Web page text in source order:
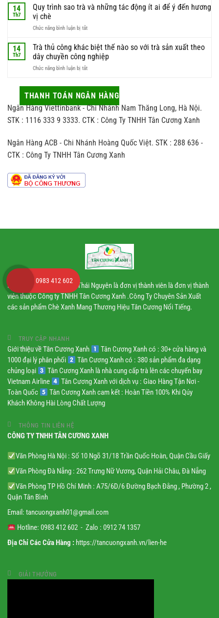
được
trà
đón
để
búp
chất
lượng
nghiệm
làm
biếu
sao
cho
vừa
vừa
hợp
người
nhận
14
Th7
Quy trình sao trà và những tác động ít ai để ý đến hương
vị chè
Chức năng bình luận bị tắtở
trình
trà
và
tác
động
ai
để
hương
vị
14
Th7
Trà thủ công khác biệt thế nào so với trà sản xuất theo
dây chuyền công nghiệp
Chức năng bình luận bị tắtở
công
biệt
thế
với
trà
sản
THANH TOÁN NGÂN HÀNG
Ngân Hàng Viettinbank - Chi Nhánh Nam Thăng Long, Hà Nội.
STK : 1116 333 9 3333. CTK : Công Ty TNHH Tân Cương Xanh
Ngân Hàng ACB - Chi Nhánh Hoàng Quốc Việt. STK : 288 636 -
CTK : Công Ty TNHH Tân Cương Xanh
Nhà máy chè Tân Cương Thái Nguyên là đơn vị thành viên là đơn vị thành
viên thuộc Công ty TNHH Tân Cương Xanh .Công Ty Chuyên Sản Xuất
các sản phẩm Chè Xanh Mang Thương Hiệu Tân Cương Nổi Tiếng.
TRUY CẬP NHANH
Giới thiệu về Tân Cương Xanh
Tân Cương Xanh có : 30+ cửa hàng và
1000 đại lý phân phối
Tân Cương Xanh có : 380 sản phẩm đa dạng
chủng loại
Tân Cương Xanh là nhà cung cấp trà lên các chuyến bay
Vietnam Airline
Tân Cương Xanh với dịch vụ : Giao Hàng Tận Nơi -
Toàn Quốc
Tân Cương Xanh cam kết : Hoàn Tiền 100% Khi Qúy
Khách Không Hài Lòng Chất Lượng
THÔNG TIN LIÊN HỆ
CÔNG TY TNHH TÂN CƯƠNG XANH
Văn Phòng Hà Nội : Số 10 Ngõ 31/18 Trần Quốc Hoàn, Quận Cầu Giấy
Văn Phòng Đà Nẵng : 262 Trưng Nữ Vương, Quận Hải Châu, Đà Nẵng
Văn Phòng TP Hồ Chí Minh : A75/6D/6 Đường Bạch Đằng , Phường 2 ,
Quận Tân Bình
Email: tancuongxanh01@gmail.com
Hotline: 0983 412 602 - Zalo : 0912 74 1357
Địa Chỉ Các Cửa Hàng : https://tancuongxanh.vn/lien-he
GIẢI THƯỞNG
0983 412 602